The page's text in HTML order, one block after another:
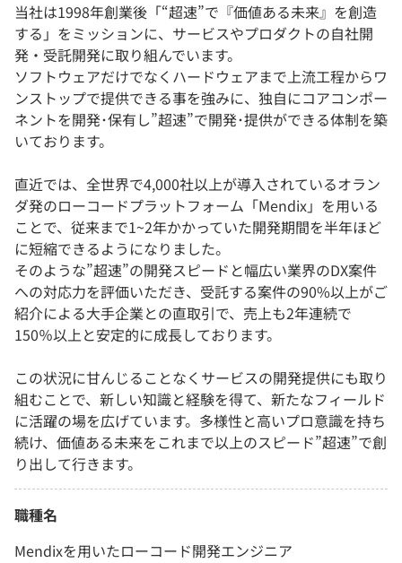
当社は1998年創業後「“超速”で『価値ある未来』を創造
する」をミッションに、サービスやプロダクトの⾃社開
発・受託開発に取り組んでいます。
ソフトウェアだけでなくハードウェアまで上流⼯程からワ
ンストップで提供できる事を強みに、独⾃にコアコンポー
ネントを開発･保有し”超速”で開発･提供ができる体制を築
いております。
直近では、全世界で4,000社以上が導⼊されているオラン
ダ発のローコードプラットフォーム「Mendix」を⽤いる
ことで、従来まで1~2年かかっていた開発期間を半年ほど
に短縮できるようになりました。
そのような”超速”の開発スピードと幅広い業界のDX案件
への対応⼒を評価いただき、受託する案件の90%以上がご
紹介による⼤⼿企業との直取引で、売上も2年連続で
150％以上と安定的に成⻑しております。
この状況に甘んじることなくサービスの開発提供にも取り
組むことで、新しい知識と経験を得て、新たなフィールド
に活躍の場を広げています。多様性と高いプロ意識を持ち
続け、価値ある未来をこれまで以上のスピード”超速”で創
り出して行きます。
職種名
Mendixを用いたローコード開発エンジニア